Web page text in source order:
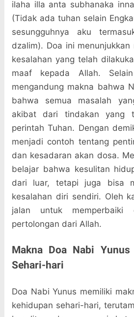
ilaha illa anta subhanaka
(Tidak ada tuhan selain
sesungguhnya aku
dzalim). Doa ini
kesalahan yang telah
maaf kepada Allah.
mengandung makna bahwa
bahwa semua masalah
akibat dari tindakan yang
perintah Tuhan. Dengan
menjadi contoh tentang
dan kesadaran akan dosa.
belajar bahwa kesulitan
dari luar, tetapi juga bisa
kesalahan diri sendiri. Oleh
jalan untuk memperbaiki
pertolongan dari Allah.
Makna Doa Nabi Yunus
Sehari-hari
Doa Nabi Yunus memiliki
kehidupan sehari-hari,